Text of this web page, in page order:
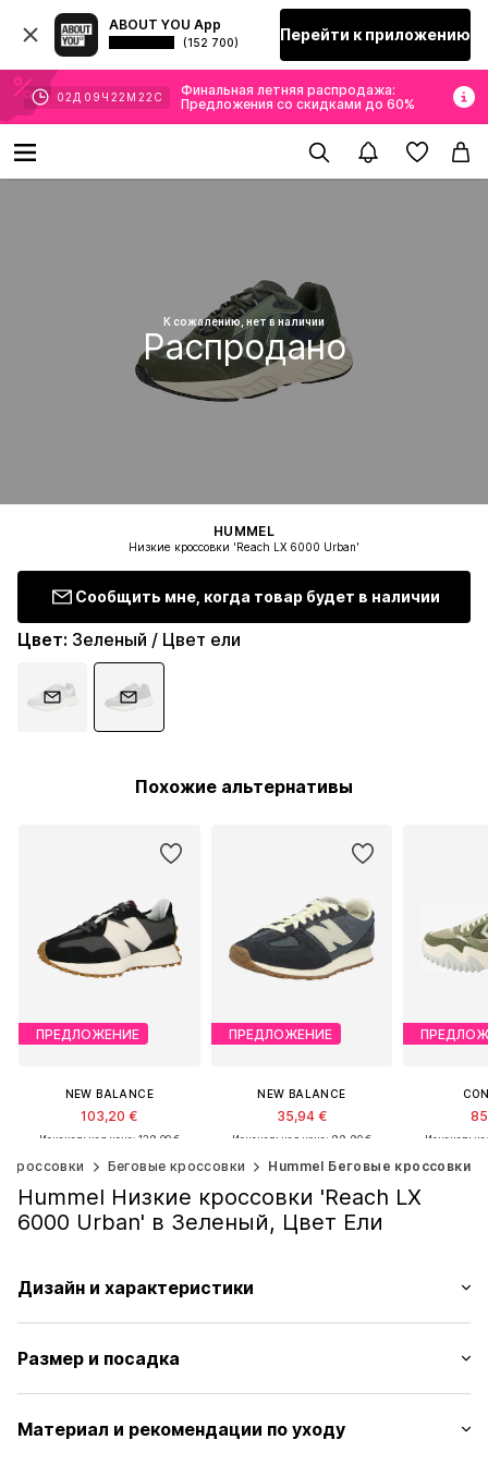
ABOUT YOU App
(152 700) Перейти к приложению
02 Д 09 Ч 22 М 22 С
Финальная летняя распродажа:
Предложения со скидками до 60%
К сожалению, нет в наличии
Распродано
HUMMEL
Низкие кроссовки 'Reach LX 6000 Urban'
Сообщить мне, когда товар будет в наличии
Цвет: Зеленый / Цвет ели
Похожие альтернативы
ПРЕДЛОЖЕНИЕ
NEW BALANCE
103,20 €
Изначальная цена: 129,00 €
92,00 €
Доступно множество размеров
Добавить в корзину
ПРЕДЛОЖЕНИЕ
NEW BALANCE
35,94 €
Изначальная цена: 99,90 €
41,93 €
Доступно множество размеров
Добавить в корзину
кроссовки Беговые кроссовки Hummel Беговые кроссовки
Hummel Низкие кроссовки 'Reach LX
6000 Urban' в Зеленый, Цвет Ели
Дизайн и характеристики
Кожа
Круглый носок
Профилированная подошва
Размер и посадка
Материал и рекомендации по уходу